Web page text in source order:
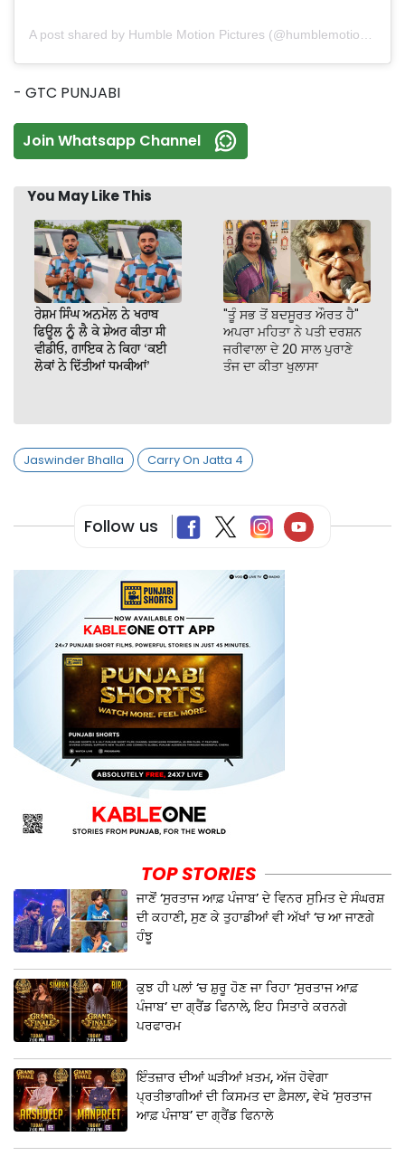
- GTC PUNJABI
Join Whatsapp Channel
You May Like This
ਰੇਸ਼ਮ ਸਿੰਘ ਅਨਮੋਲ ਨੇ ਖਰਾਬ
ਫਿਊਲ ਨੂੰ ਲੈ ਕੇ ਸ਼ੇਅਰ ਕੀਤਾ ਸੀ
ਵੀਡੀਓ, ਗਾਇਕ ਨੇ ਕਿਹਾ ‘ਕਈ
ਲੋਕਾਂ ਨੇ ਦਿੱਤੀਆਂ ਧਮਕੀਆਂ’
"ਤੂੰ ਸਭ ਤੋਂ ਬਦਸੂਰਤ ਔਰਤ ਹੈ"
ਅਪਰਾ ਮਹਿਤਾ ਨੇ ਪਤੀ ਦਰਸ਼ਨ
ਜਰੀਵਾਲਾ ਦੇ 20 ਸਾਲ ਪੁਰਾਣੇ
ਤੰਜ ਦਾ ਕੀਤਾ ਖੁਲਾਸਾ
Jaswinder Bhalla Carry On Jatta 4
Follow us
TOP STORIES
ਜਾਣੋਂ ‘ਸੁਰਤਾਜ ਆਫ਼ ਪੰਜਾਬ’ ਦੇ ਵਿਨਰ ਸੁਮਿਤ ਦੇ ਸੰਘਰਸ਼
ਦੀ ਕਹਾਣੀ, ਸੁਣ ਕੇ ਤੁਹਾਡੀਆਂ ਵੀ ਅੱਖਾਂ ‘ਚ ਆ ਜਾਣਗੇ
ਹੰਝੂ
ਕੁਝ ਹੀ ਪਲਾਂ ‘ਚ ਸ਼ੁਰੂ ਹੋਣ ਜਾ ਰਿਹਾ ‘ਸੁਰਤਾਜ ਆਫ਼
ਪੰਜਾਬ’ ਦਾ ਗ੍ਰੈਂਡ ਫਿਨਾਲੇ, ਇਹ ਸਿਤਾਰੇ ਕਰਨਗੇ
ਪਰਫਾਰਮ
ਇੰਤਜ਼ਾਰ ਦੀਆਂ ਘੜੀਆਂ ਖ਼ਤਮ, ਅੱਜ ਹੋਵੇਗਾ
ਪ੍ਰਤੀਭਾਗੀਆਂ ਦੀ ਕਿਸਮਤ ਦਾ ਫ਼ੈਸਲਾ, ਵੇਖੋ ‘ਸੁਰਤਾਜ
ਆਫ਼ ਪੰਜਾਬ’ ਦਾ ਗ੍ਰੈਂਡ ਫਿਨਾਲੇ